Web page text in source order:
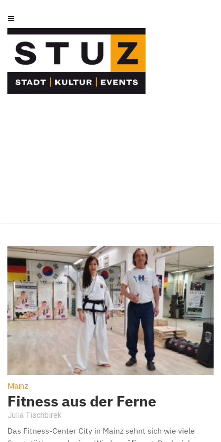
Mainz
Fitness aus der Ferne
Julia Tischbirek
Das Fitness-Center City in Mainz sehnt sich wie viele